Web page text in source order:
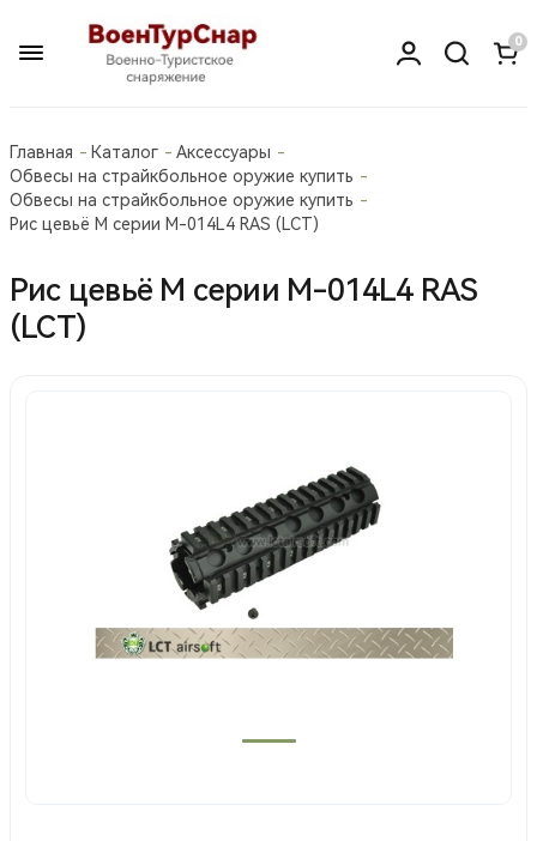
0
Главная Каталог
Аксессуары
Обвесы на страйкбольное оружие купить
Обвесы на страйкбольное оружие купить
Рис цевьё М серии М-014L4 RAS (LCT)
Рис цевьё М серии М-014L4 RAS
(LCT)